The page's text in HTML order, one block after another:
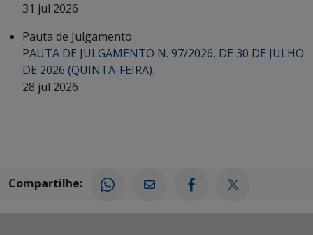
31 jul 2026
Pauta de Julgamento
PAUTA DE JULGAMENTO N. 97/2026, DE 30 DE JULHO
DE 2026 (QUINTA-FEIRA).
28 jul 2026
Compartilhe: